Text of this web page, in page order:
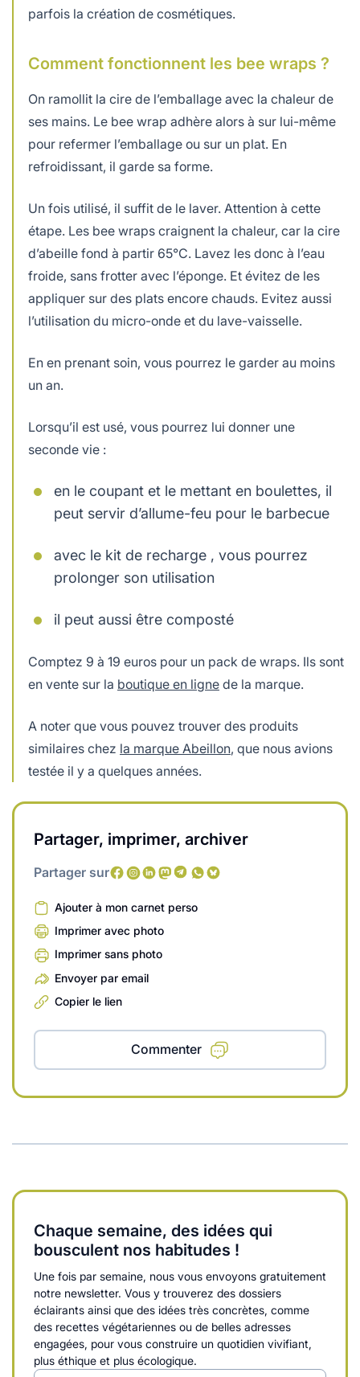
parfois la création de cosmétiques.
Comment fonctionnent les bee wraps ?
On ramollit la cire de l’emballage avec la chaleur de
ses mains. Le bee wrap adhère alors à sur lui-même
pour refermer l’emballage ou sur un plat. En
refroidissant, il garde sa forme.
Un fois utilisé, il suffit de le laver. Attention à cette
étape. Les bee wraps craignent la chaleur, car la cire
d’abeille fond à partir 65°C. Lavez les donc à l’eau
froide, sans frotter avec l’éponge. Et évitez de les
appliquer sur des plats encore chauds. Evitez aussi
l’utilisation du micro-onde et du lave-vaisselle.
En en prenant soin, vous pourrez le garder au moins
un an.
Lorsqu’il est usé, vous pourrez lui donner une
seconde vie :
en le coupant et le mettant en boulettes, il
peut servir d’allume-feu pour le barbecue
avec le kit de recharge , vous pourrez
prolonger son utilisation
il peut aussi être composté
Comptez 9 à 19 euros pour un pack de wraps. Ils sont
en vente sur la boutique en ligne de la marque.
A noter que vous pouvez trouver des produits
similaires chez la marque Abeillon, que nous avions
testée il y a quelques années.
Partager, imprimer, archiver
Partager sur
Ajouter à mon carnet perso
Imprimer avec photo
Imprimer sans photo
Envoyer par email
Copier le lien
Commenter
Chaque semaine, des idées qui
bousculent nos habitudes !
Une fois par semaine, nous vous envoyons gratuitement
notre newsletter. Vous y trouverez des dossiers
éclairants ainsi que des idées très concrètes, comme
des recettes végétariennes ou de belles adresses
engagées, pour vous construire un quotidien vivifiant,
plus éthique et plus écologique.